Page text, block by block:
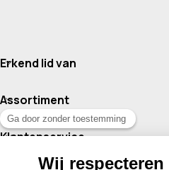
Erkend lid van
Assortiment
Klantenservice